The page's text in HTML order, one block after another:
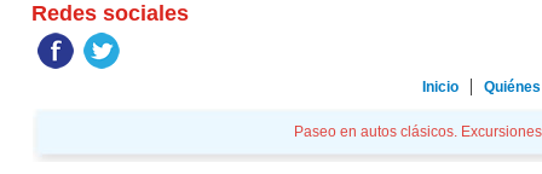
Redes sociales
Inicio
Paseo en autos clásicos.